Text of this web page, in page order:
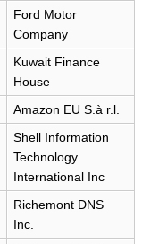
Ford Motor
Company
Kuwait Finance
House
Amazon EU S.à r.l.
Shell Information
Technology
International Inc
Richemont DNS
Inc.